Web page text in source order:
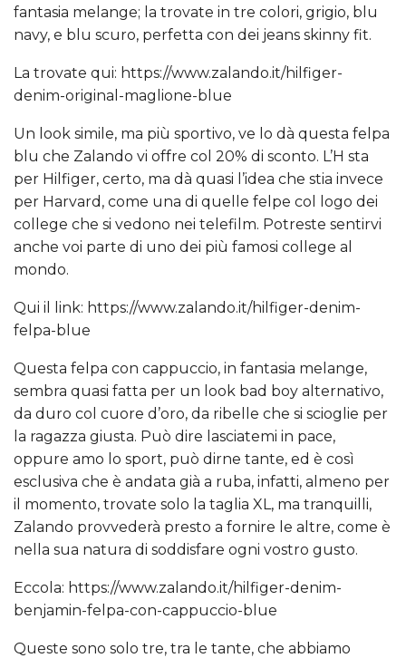
fantasia melange; la trovate in tre colori, grigio, blu
navy, e blu scuro, perfetta con dei jeans skinny fit.
La trovate qui: https://www.zalando.it/hilfiger-
denim-original-maglione-blue
Un look simile, ma più sportivo, ve lo dà questa felpa
blu che Zalando vi offre col 20% di sconto. L’H sta
per Hilfiger, certo, ma dà quasi l’idea che stia invece
per Harvard, come una di quelle felpe col logo dei
college che si vedono nei telefilm. Potreste sentirvi
anche voi parte di uno dei più famosi college al
mondo.
Qui il link: https://www.zalando.it/hilfiger-denim-
felpa-blue
Questa felpa con cappuccio, in fantasia melange,
sembra quasi fatta per un look bad boy alternativo,
da duro col cuore d’oro, da ribelle che si scioglie per
la ragazza giusta. Può dire lasciatemi in pace,
oppure amo lo sport, può dirne tante, ed è così
esclusiva che è andata già a ruba, infatti, almeno per
il momento, trovate solo la taglia XL, ma tranquilli,
Zalando provvederà presto a fornire le altre, come è
nella sua natura di soddisfare ogni vostro gusto.
Eccola: https://www.zalando.it/hilfiger-denim-
benjamin-felpa-con-cappuccio-blue
Queste sono solo tre, tra le tante, che abbiamo